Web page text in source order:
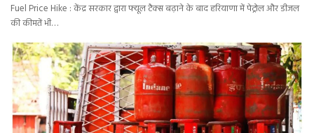
Fuel Price Hike : केंद्र सरकार द्वारा फ्यूल टैक्स बढ़ाने के बाद हरियाणा में पेट्रोल और डीजल
की कीमतें भी…